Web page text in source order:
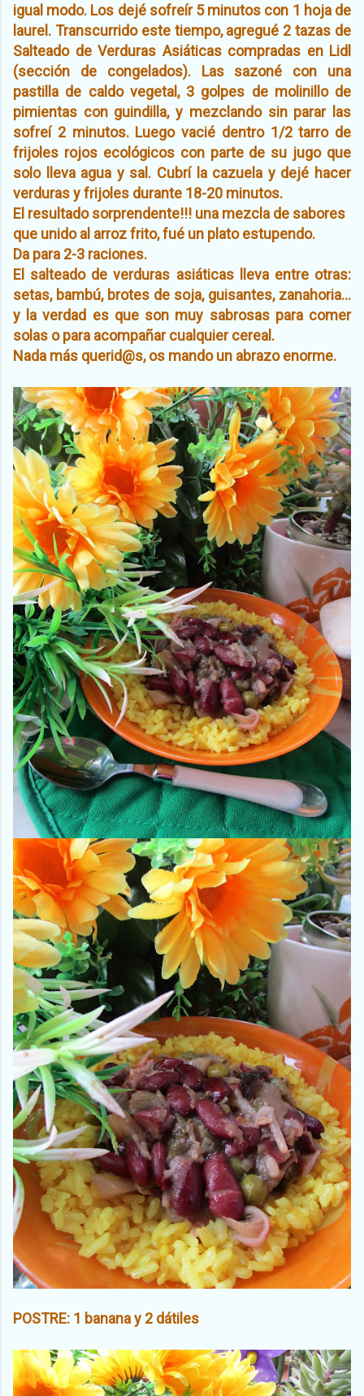
igual modo. Los dejé sofreír 5 minutos con 1 hoja de
laurel. Transcurrido este tiempo, agregué 2 tazas de
Salteado de Verduras Asiáticas compradas en Lidl
(sección de congelados). Las sazoné con una
pastilla de caldo vegetal, 3 golpes de molinillo de
pimientas con guindilla, y mezclando sin parar las
sofreí 2 minutos. Luego vacié dentro 1/2 tarro de
frijoles rojos ecológicos con parte de su jugo que
solo lleva agua y sal. Cubrí la cazuela y dejé hacer
verduras y frijoles durante 18-20 minutos.
El resultado sorprendente!!! una mezcla de sabores
que unido al arroz frito, fué un plato estupendo.
Da para 2-3 raciones.
El salteado de verduras asiáticas lleva entre otras:
setas, bambú, brotes de soja, guisantes, zanahoria...
y la verdad es que son muy sabrosas para comer
solas o para acompañar cualquier cereal.
Nada más querid@s, os mando un abrazo enorme.
POSTRE: 1 banana y 2 dátiles